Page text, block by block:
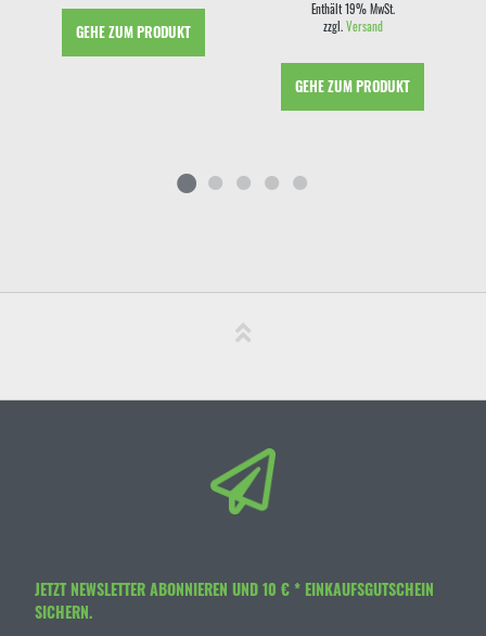
GEHE ZUM PRODUKT
war:
€2,99
Enthält 19% MwSt.
zzgl.Versand
GEHE ZUM PRODUKT
JETZT NEWSLETTER ABONNIEREN UND 10 € * EINKAUFSGUTSCHEIN
SICHERN.